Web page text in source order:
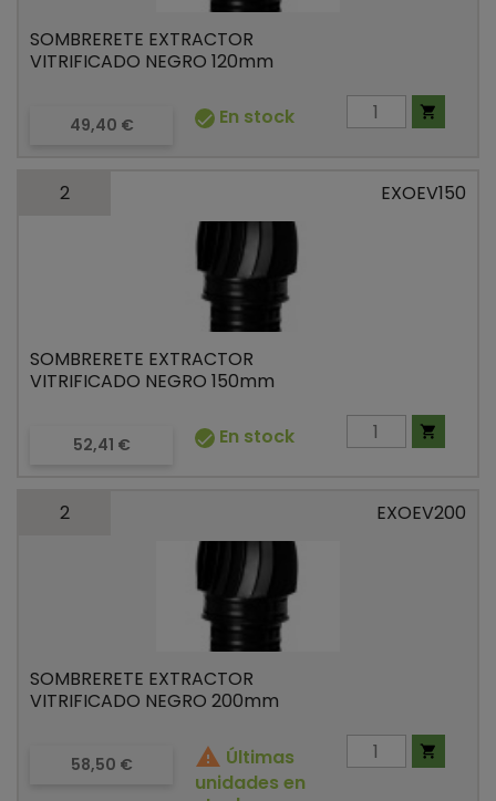
SOMBRERETE EXTRACTOR
VITRIFICADO NEGRO 120mm
Precio
49,40 €  En stock 
2 EXOEV150
SOMBRERETE EXTRACTOR
VITRIFICADO NEGRO 150mm
Precio
52,41 €  En stock 
2 EXOEV200
SOMBRERETE EXTRACTOR
VITRIFICADO NEGRO 200mm
Precio
58,50 €  Últimas
unidades en
